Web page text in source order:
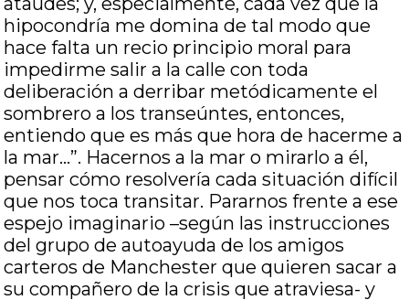
hipocondría me domina de tal modo que
hace falta un recio principio moral para
impedirme salir a la calle con toda
deliberación a derribar metódicamente el
sombrero a los transeúntes, entonces,
entiendo que es más que hora de hacerme a
la mar…”. Hacernos a la mar o mirarlo a él,
pensar cómo resolvería cada situación difícil
que nos toca transitar. Pararnos frente a ese
espejo imaginario –según las instrucciones
del grupo de autoayuda de los amigos
carteros de Manchester que quieren sacar a
su compañero de la crisis que atraviesa- y